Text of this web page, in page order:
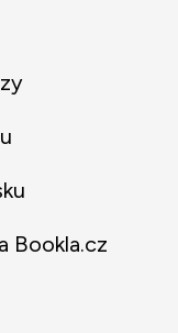
Bookla.cz